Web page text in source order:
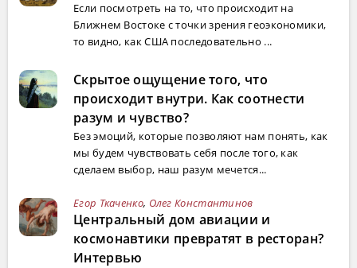
Если посмотреть на то, что происходит на
Ближнем Востоке с точки зрения геоэкономики,
то видно, как США последовательно ...
Скрытое ощущение того, что
происходит внутри. Как соотнести
разум и чувство?
Без эмоций, которые позволяют нам понять, как
мы будем чувствовать себя после того, как
сделаем выбор, наш разум мечется...
Егор Ткаченко, Олег Константинов
Центральный дом авиации и
космонавтики превратят в ресторан?
Интервью